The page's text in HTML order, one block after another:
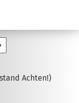
Achten!)